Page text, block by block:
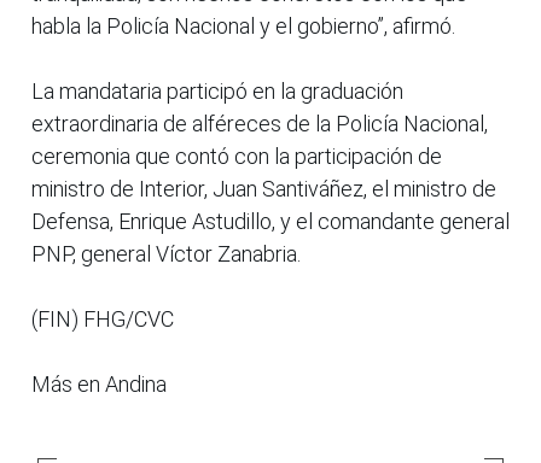
habla la Policía Nacional y el gobierno”, afirmó.
La mandataria participó en la graduación
extraordinaria de alféreces de la Policía Nacional,
ceremonia que contó con la participación de
ministro de Interior, Juan Santiváñez, el ministro de
Defensa, Enrique Astudillo, y el comandante general
PNP, general Víctor Zanabria.
(FIN) FHG/CVC
Más en Andina